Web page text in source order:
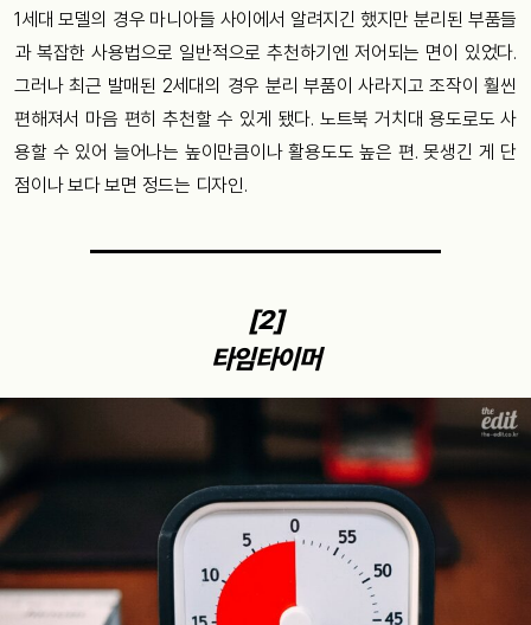
1세대 모델의 경우 마니아들 사이에서 알려지긴 했지만 분리된 부품들
과 복잡한 사용법으로 일반적으로 추천하기엔 저어되는 면이 있었다.
그러나 최근 발매된 2세대의 경우 분리 부품이 사라지고 조작이 훨씬
편해져서 마음 편히 추천할 수 있게 됐다. 노트북 거치대 용도로도 사
용할 수 있어 늘어나는 높이만큼이나 활용도도 높은 편. 못생긴 게 단
점이나 보다 보면 정드는 디자인.
[2]
타임타이머